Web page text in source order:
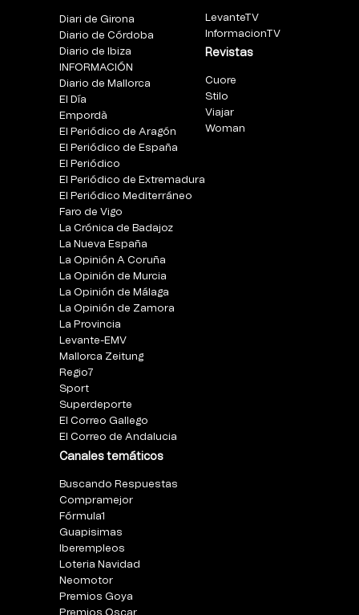
Diari de Girona
Diario de Córdoba
Diario de Ibiza
INFORMACIÓN
Diario de Mallorca
El Día
Empordà
El Periódico de Aragón
El Periódico de España
El Periódico
El Periódico de Extremadura
El Periódico Mediterráneo
Faro de Vigo
La Crónica de Badajoz
La Nueva España
La Opinión A Coruña
La Opinión de Murcia
La Opinión de Málaga
La Opinión de Zamora
La Provincia
Levante-EMV
Mallorca Zeitung
Regio7
Sport
Superdeporte
El Correo Gallego
El Correo de Andalucia
Canales temáticos
Buscando Respuestas
Compramejor
Fórmula1
Guapisimas
Iberempleos
Loteria Navidad
Neomotor
Premios Goya
LevanteTV
InformacionTV
Revistas
Cuore
Stilo
Viajar
Woman